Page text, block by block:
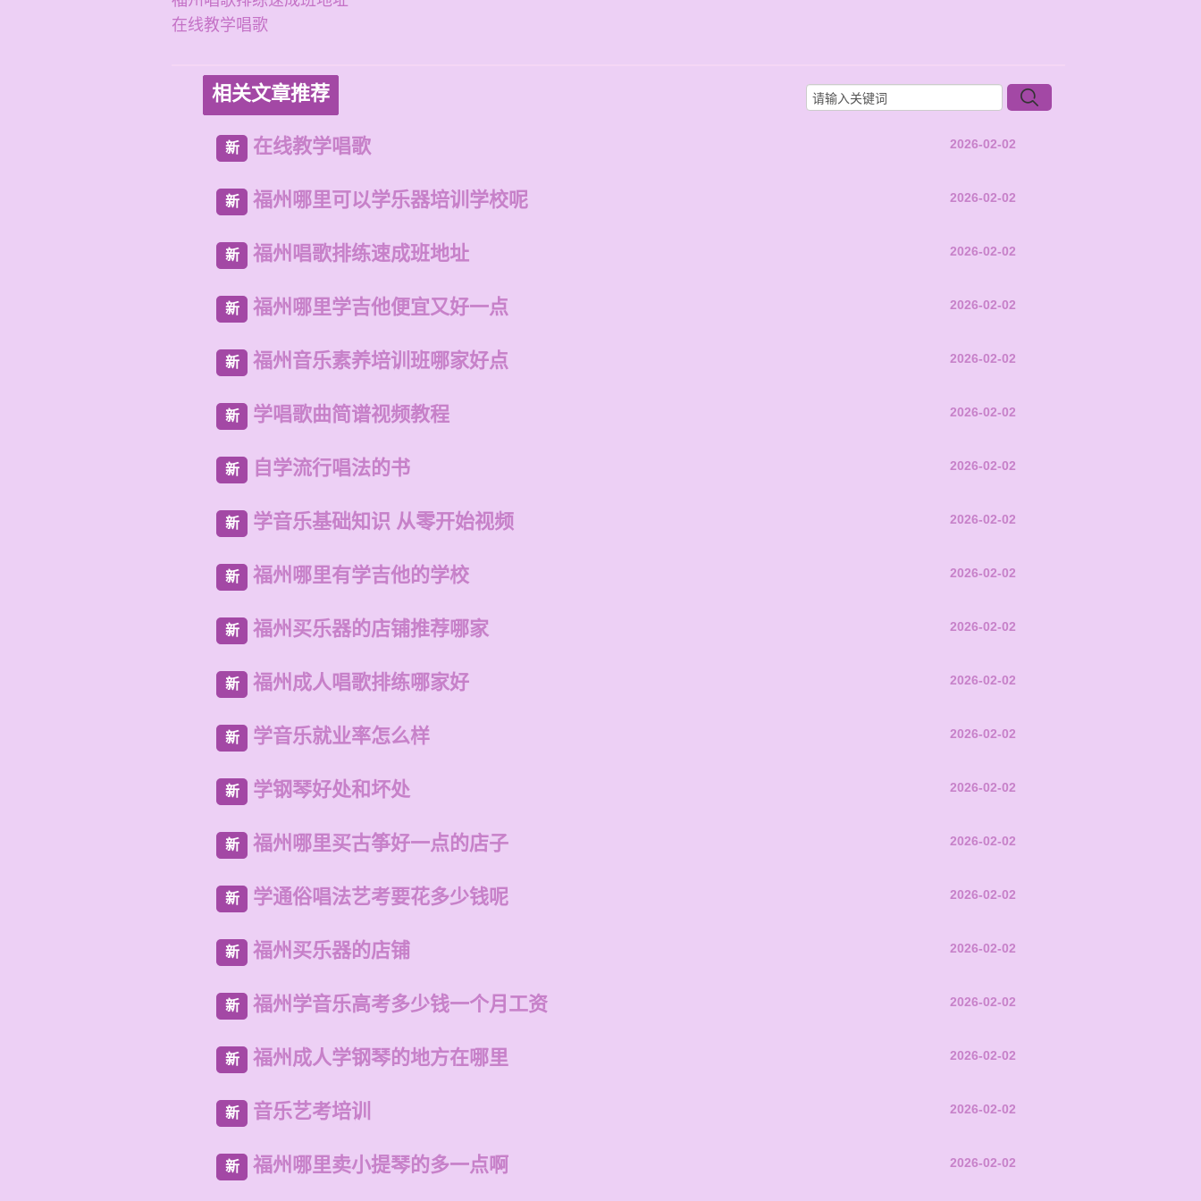
在线教学唱歌
相关文章推荐
新 在线教学唱歌 2026-02-02
新 福州哪里可以学乐器培训学校呢 2026-02-02
新 福州唱歌排练速成班地址 2026-02-02
新 福州哪里学吉他便宜又好一点 2026-02-02
新 福州音乐素养培训班哪家好点 2026-02-02
新 学唱歌曲简谱视频教程 2026-02-02
新 自学流行唱法的书 2026-02-02
新 学音乐基础知识 从零开始视频 2026-02-02
新 福州哪里有学吉他的学校 2026-02-02
新 福州买乐器的店铺推荐哪家 2026-02-02
新 福州成人唱歌排练哪家好 2026-02-02
新 学音乐就业率怎么样 2026-02-02
新 学钢琴好处和坏处 2026-02-02
新 福州哪里买古筝好一点的店子 2026-02-02
新 学通俗唱法艺考要花多少钱呢 2026-02-02
新 福州买乐器的店铺 2026-02-02
新 福州学音乐高考多少钱一个月工资 2026-02-02
新 福州成人学钢琴的地方在哪里 2026-02-02
新 音乐艺考培训 2026-02-02
新 福州哪里卖小提琴的多一点啊 2026-02-02